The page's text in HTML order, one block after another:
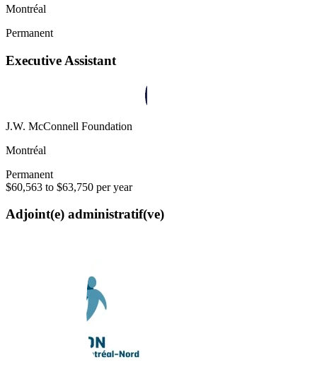
Montréal
Permanent
Executive Assistant
J.W. McConnell Foundation
Montréal
Permanent
$60,563 to $63,750 per year
Adjoint(e) administratif(ve)